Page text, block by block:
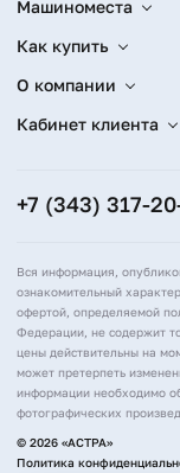
Машиноместа
Как купить
О компании
Кабинет клиента
+7 (343) 317-
Вся информация,
ознакомительный
офертой, определяемой
Федерации, не содержит
цены действительны на
может претерпеть
информации необходимо
фотографических
© 2026 «АСТРА»
Политика